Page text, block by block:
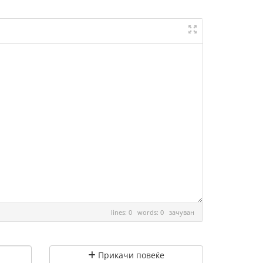
lines: 0 words: 0 зачуван
Прикачи повеќе